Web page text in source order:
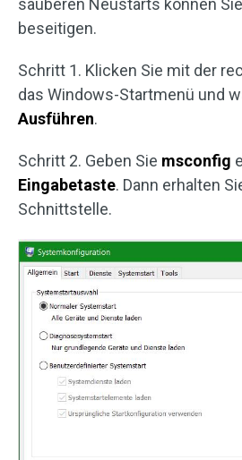
sauberen Neustarts können
beseitigen.
Schritt 1. Klicken Sie mit der
das Windows-Startmenü und
Ausführen.
Schritt 2. Geben Sie msconfig
Eingabetaste. Dann erhalten
Schnittstelle.